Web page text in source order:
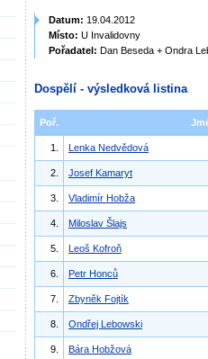
Datum: 19.04.2012
Místo: U Invalidovny
Pořadatel: Dan Beseda + Ondra
Dospělí - výsledková listina
Poř.
1. Lenka Nedvědová
2. Josef Kamaryt
3. Vladimír Hobža
4. Miloslav Šlajs
5. Leoš Kofroň
6. Petr Honců
7. Zbyněk Fojtík
8. Ondřej Lebowski
9. Bára Hobžová